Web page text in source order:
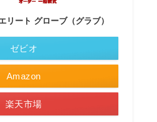
リート グローブ（グラブ）
Amazon
楽天市場
ゼビオ